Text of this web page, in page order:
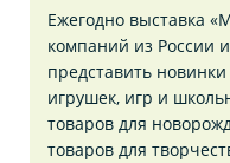
Ежегодно выставка
компаний из России
представить
игрушек, игр и
товаров для
товаров для